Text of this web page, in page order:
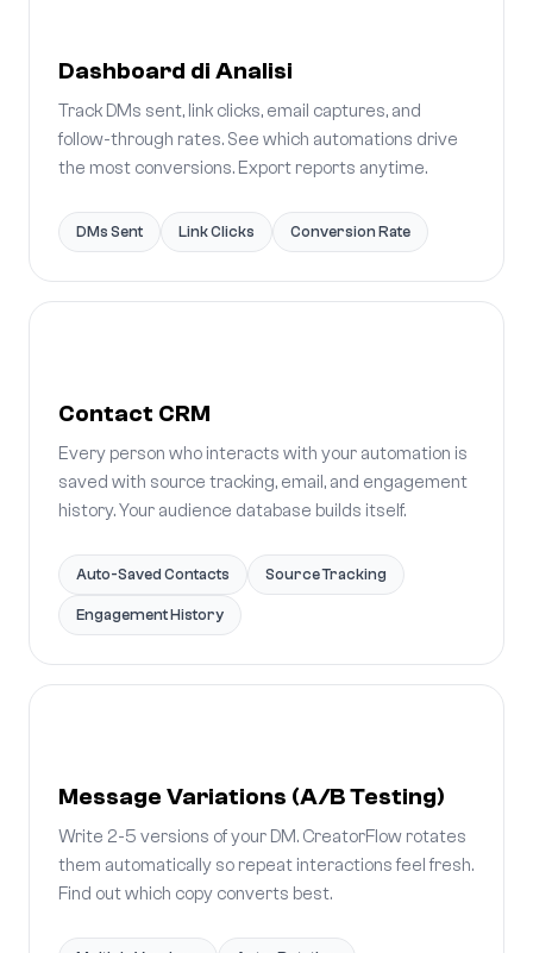
Dashboard di Analisi
Track DMs sent, link clicks, email captures, and
follow-through rates. See which automations drive
the most conversions. Export reports anytime.
DMs Sent Link Clicks Conversion Rate
Contact CRM
Every person who interacts with your automation is
saved with source tracking, email, and engagement
history. Your audience database builds itself.
Auto-Saved Contacts Source Tracking
Engagement History
Message Variations (A/B Testing)
Write 2-5 versions of your DM. CreatorFlow rotates
them automatically so repeat interactions feel fresh.
Find out which copy converts best.